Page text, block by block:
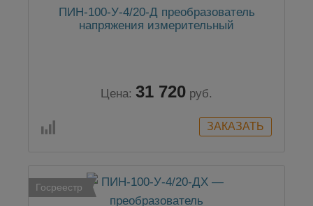
ПИН-100-У-4/20-Д преобразователь
напряжения измерительный
Цена: 31 720 руб.
Госреестр